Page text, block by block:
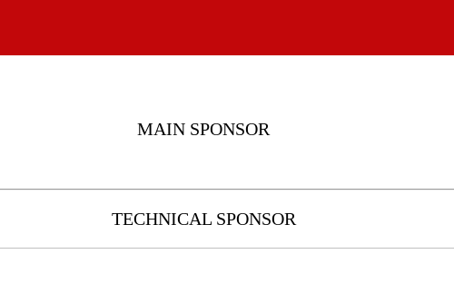
MAIN SPONSOR
TECHNICAL SPONSOR